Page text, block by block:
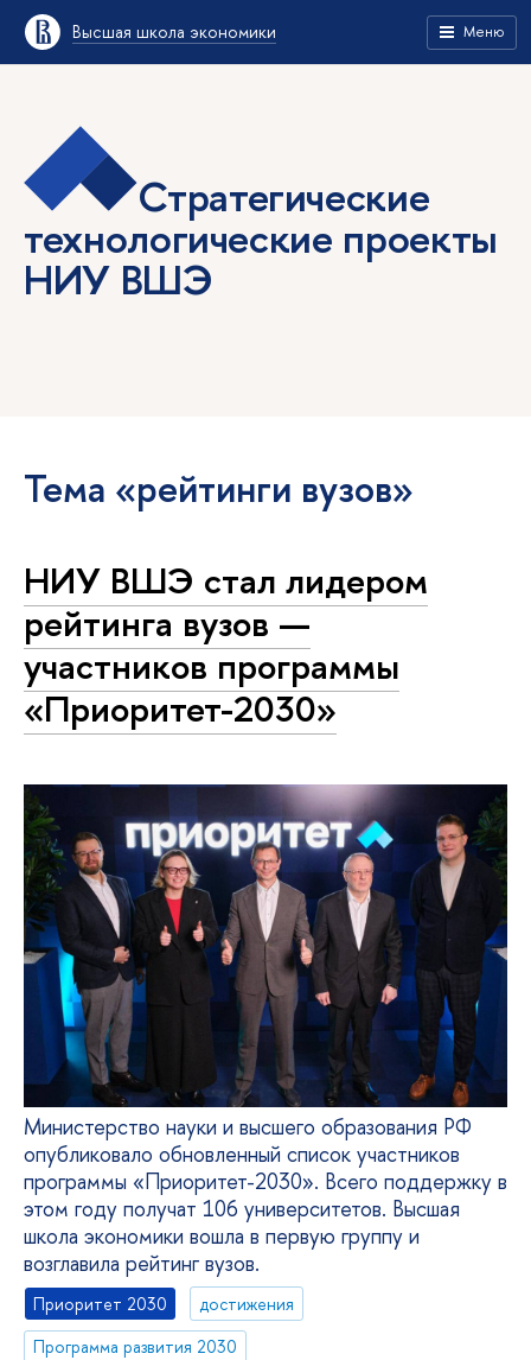
Высшая школа экономики Меню
Стратегические
технологические проекты
НИУ ВШЭ
Тема «рейтинги вузов»
НИУ ВШЭ стал лидером
рейтинга вузов —
участников программы
«Приоритет-2030»
Министерство науки и высшего образования РФ
опубликовало обновленный список участников
программы «Приоритет-2030». Всего поддержку в
этом году получат 106 университетов. Высшая
школа экономики вошла в первую группу и
возглавила рейтинг вузов.
Приоритет 2030
достижения
Программа развития 2030